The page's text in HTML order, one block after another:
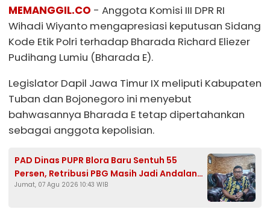
MEMANGGIL.CO - Anggota Komisi III DPR RI
Wihadi Wiyanto mengapresiasi keputusan Sidang
Kode Etik Polri terhadap Bharada Richard Eliezer
Pudihang Lumiu (Bharada E).
Legislator Dapil Jawa Timur IX meliputi Kabupaten
Tuban dan Bojonegoro ini menyebut
bahwasannya Bharada E tetap dipertahankan
sebagai anggota kepolisian.
PAD Dinas PUPR Blora Baru Sentuh 55
Persen, Retribusi PBG Masih Jadi Andalan
Kejar Target Rp1,25 Miliar
Jumat, 07 Agu 2026 10:43 WIB